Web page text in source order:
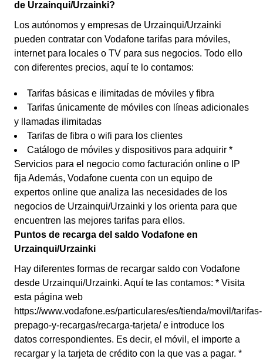
de Urzainqui/Urzainki?
Los autónomos y empresas de Urzainqui/Urzainki
pueden contratar con Vodafone tarifas para móviles,
internet para locales o TV para sus negocios. Todo ello
con diferentes precios, aquí te lo contamos:
Tarifas básicas e ilimitadas de móviles y fibra
Tarifas únicamente de móviles con líneas adicionales
y llamadas ilimitadas
Tarifas de fibra o wifi para los clientes
Catálogo de móviles y dispositivos para adquirir *
Servicios para el negocio como facturación online o IP
fija Además, Vodafone cuenta con un equipo de
expertos online que analiza las necesidades de los
negocios de Urzainqui/Urzainki y los orienta para que
encuentren las mejores tarifas para ellos.
Puntos de recarga del saldo Vodafone en
Urzainqui/Urzainki
Hay diferentes formas de recargar saldo con Vodafone
desde Urzainqui/Urzainki. Aquí te las contamos: * Visita
esta página web
https://www.vodafone.es/particulares/es/tienda/movil/tarifas-
prepago-y-recargas/recarga-tarjeta/ e introduce los
datos correspondientes. Es decir, el móvil, el importe a
recargar y la tarjeta de crédito con la que vas a pagar. *